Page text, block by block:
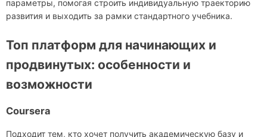
параметры, помогая строить индивидуальную траекторию
развития и выходить за рамки стандартного учебника.
Топ платформ для начинающих и
продвинутых: особенности и
возможности
Coursera
Подходит тем, кто хочет получить академическую базу и